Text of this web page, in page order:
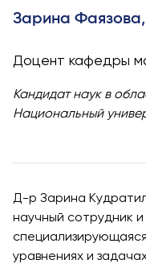
Зарина Фаязова,
Доцент кафедры
Кандидат наук в
Национальный
Д-р Зарина
научный сотрудник
уравнениях и